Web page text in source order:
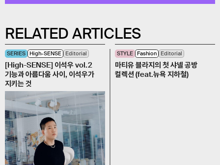
RELATED ARTICLES
SERIES High-SENSE Editorial
[High-SENSE] 이석우 vol.2
기능과 아름다움 사이, 이석우가
지키는 것
STYLE Fashion Editorial
마티유 블라지의 첫 샤넬 공방
컬렉션 (feat.뉴욕 지하철)